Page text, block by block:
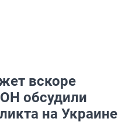
вскоре
обсудили
на Украине